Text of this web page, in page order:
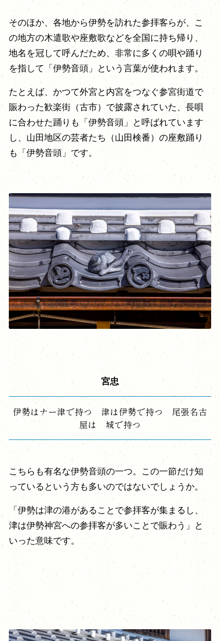
そのほか、各地から伊勢を訪れた参拝客らが、こ
の地方の木遣歌や座敷歌などを全国に持ち帰り、
地名を冠して呼んだため、非常に多くの唄や踊り
を指して「伊勢音頭」という言葉が使われます。
たとえば、かつて外宮と内宮をつなぐ参宮街道で
賑わった歓楽街（古市）で披露されていた、長唄
に合わせた踊りも「伊勢音頭」と呼ばれています
し、山田地区の芸者たち（山田検番）の座敷踊り
も「伊勢音頭」です。
宮忠
伊勢はナー津で持つ 津は伊勢で持つ 尾張名古
屋は 城で持つ
こちらも有名な伊勢音頭の一つ。この一節だけ知
っているという方も多いのではないでしょうか。
「伊勢は津の港があることで参拝客が集まるし、
津は伊勢神宮への参拝客が多いことで賑わう」と
いった意味です。